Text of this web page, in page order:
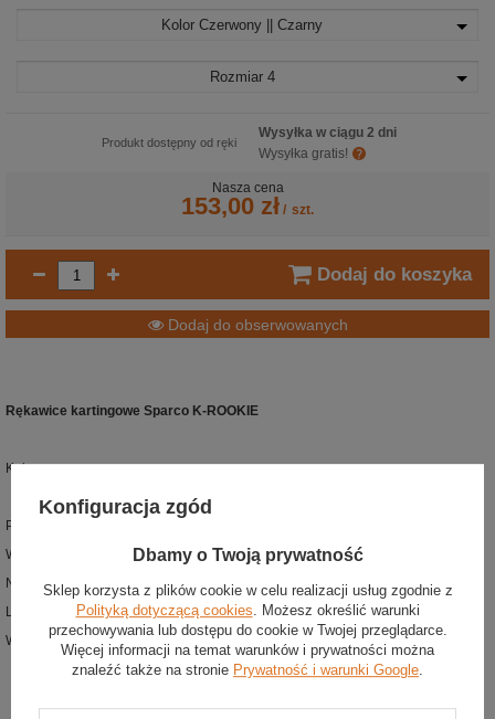
Kolor Czerwony || Czarny
Rozmiar 4
Produkt dostępny od ręki
Wysyłka w ciągu 2 dni
Wysyłka gratis!
Nasza cena
153,00 zł / szt.
Dodaj do koszyka
Dodaj do obserwowanych
Rękawice kartingowe Sparco K-ROOKIE
Kolor: czarno-czerwony
Podstawowe rękawice kartingowe z kolekcji Sparco
Wewnętrzne szwy dla lepszej wygody użytkowania
Nowoczesny design
Lekko zakrzywione palce poprawiają uchwyt na kierownicy
Wewnętrzna strona pokryta silikonowym nadrukiem
Konfiguracja zgód
Dbamy o Twoją prywatność
Sklep korzysta z plików cookie w celu realizacji usług zgodnie z
Polityką dotyczącą cookies . Możesz określić warunki
przechowywania lub dostępu do cookie w Twojej przeglądarce.
Więcej informacji na temat warunków i prywatności można
znaleźć także na stronie Prywatność i warunki Google